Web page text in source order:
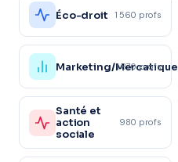
Éco-droit 1 560 profs
Marketing/Mercatique
1 870 profs
Santé et
action
sociale
980 profs